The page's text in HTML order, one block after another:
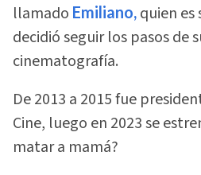
llamado Emiliano, quien es
decidió seguir los pasos de
cinematografía.
De 2013 a 2015 fue
Cine, luego en 2023 se
matar a mamá?